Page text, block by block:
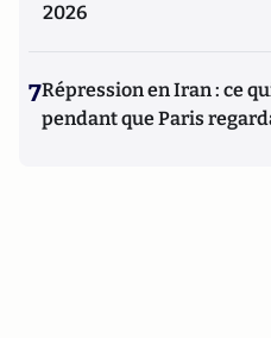
2026
7Répression en Iran : ce
pendant que Paris